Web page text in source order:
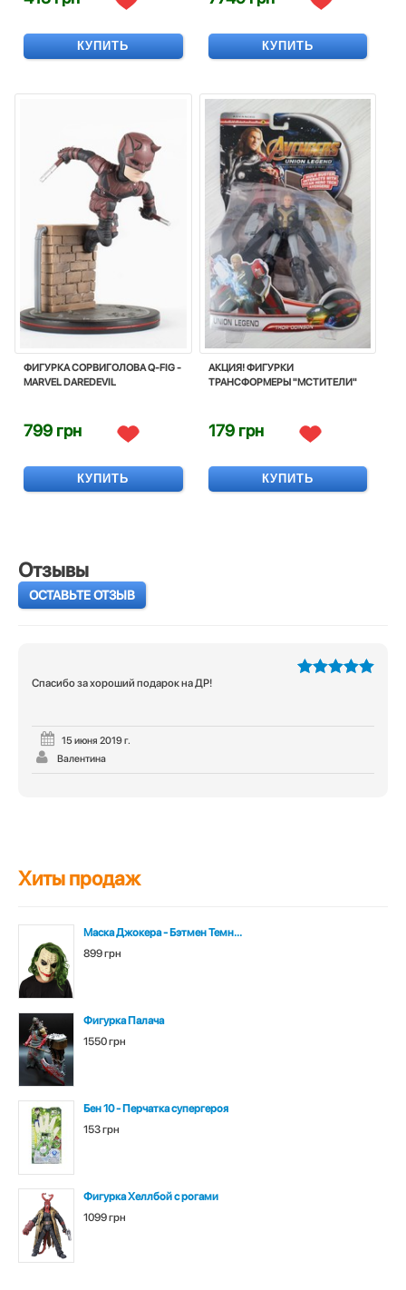
КУПИТЬ КУПИТЬ
ФИГУРКА СОРВИГОЛОВА Q-FIG -
MARVEL DAREDEVIL
799 грн
КУПИТЬ
АКЦИЯ! ФИГУРКИ
ТРАНСФОРМЕРЫ "МСТИТЕЛИ"
179 грн
КУПИТЬ
Отзывы
ОСТАВЬТЕ ОТЗЫВ
Спасибо за хороший подарок на ДР!
15 июня 2019 г.
Валентина
Хиты продаж
Маска Джокера - Бэтмен Темн...
899 грн
Фигурка Палача
1550 грн
Бен 10 - Перчатка супергероя
153 грн
Фигурка Хеллбой с рогами
1099 грн